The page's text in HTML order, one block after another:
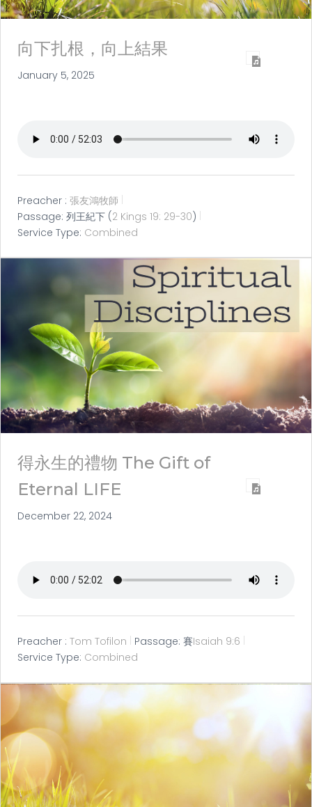
向下扎根，向上結果
January 5, 2025
Preacher : 張友鴻牧師
Passage: 列王紀下 (2 Kings 19: 29-30)
Service Type: Combined
得永生的禮物 The Gift of
Eternal LIFE
December 22, 2024
Preacher : Tom Tofilon Passage: 賽Isaiah 9:6
Service Type: Combined